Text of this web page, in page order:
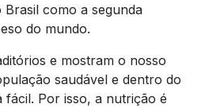
como a segunda
do mundo.
e mostram o nosso
saudável e dentro do
fácil. Por isso, a nutrição é